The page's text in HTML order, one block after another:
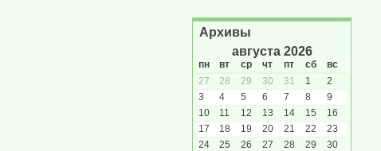
Архивы
августа 2026
пн вт ср чт пт сб
вс
27
28 29 30 31 1
2
3
4 5 6 7 8
9
10
11 12 13 14 15
16
17
18 19 20 21 22
23
24
25 26 27 28 29
30